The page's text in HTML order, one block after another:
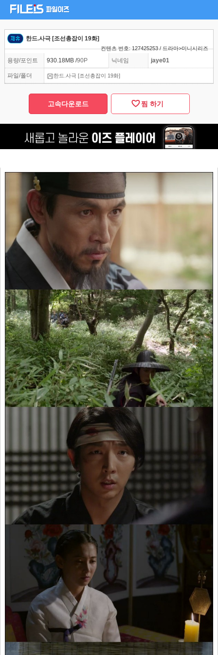
한드.사극 [조선총잡이 19화]
컨텐츠 번호: 127425253 / 드라마>미니시리즈
용량/포인트 930.18MB /90P 닉네임 jaye01
파일/폴더 한드.사극 [조선총잡이 19화]
고속다운로드 찜 하기